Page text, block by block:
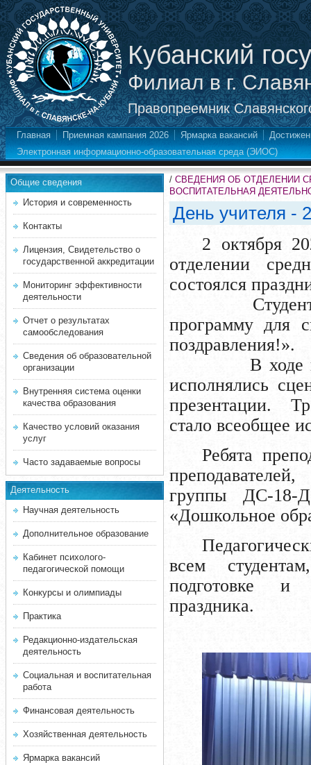
Кубанский
Филиал в г.
Правопреемник
Главная Приемная кампания 2026 Ярмарка вакансий
Электронная информационно-образовательная среда (ЭИОС)
Общие сведения
История и современность
Контакты
Лицензия, Свидетельство о
государственной аккредитации
Мониторинг эффективности
деятельности
Отчет о результатах
самообследования
Сведения об образовательной
организации
Внутренняя система оценки
качества образования
Качество условий оказания
услуг
Часто задаваемые вопросы
Деятельность
Научная деятельность
Дополнительное образование
Кабинет психолого-
педагогической помощи
Конкурсы и олимпиады
Практика
Редакционно-издательская
деятельность
Социальная и воспитательная
работа
Финансовая деятельность
Хозяйственная деятельность
Ярмарка вакансий
/ СВЕДЕНИЯ ОБ ОТДЕЛЕНИИ
ВОСПИТАТЕЛЬНАЯ
День учителя -
2 октября
отделении
состоялся
Студенты
программу для
поздравления!».
В ходе
исполнялись
презентации.
стало всеобщее
Ребята
группы ДС-18-
«Дошкольное
всем
подготовке и
праздника.